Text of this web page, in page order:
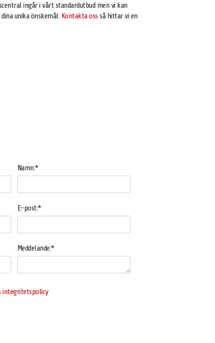
ingår i vårt standardutbud men vi kan
unika önskemål. Kontakta oss så hittar vi en
Namn:*
E-post:*
Meddelande:*
integritetspolicy